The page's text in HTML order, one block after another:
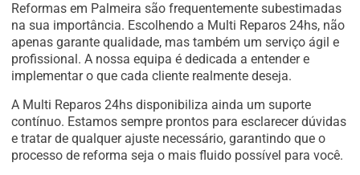
Reformas em Palmeira são frequentemente subestimadas
na sua importância. Escolhendo a Multi Reparos 24hs, não
apenas garante qualidade, mas também um serviço ágil e
profissional. A nossa equipa é dedicada a entender e
implementar o que cada cliente realmente deseja.
A Multi Reparos 24hs disponibiliza ainda um suporte
contínuo. Estamos sempre prontos para esclarecer dúvidas
e tratar de qualquer ajuste necessário, garantindo que o
processo de reforma seja o mais fluido possível para você.